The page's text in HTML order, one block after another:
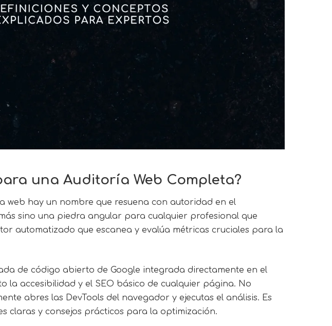
una Auditoría Web Completa?
web hay un nombre que resuena con autoridad en el
sino una piedra angular para cualquier profesional que
automatizado que escanea y evalúa métricas cruciales para la
de código abierto de Google integrada directamente en el
la accesibilidad y el SEO básico de cualquier página. No
abres las DevTools del navegador y ejecutas el análisis. Es
claras y consejos prácticos para la optimización.